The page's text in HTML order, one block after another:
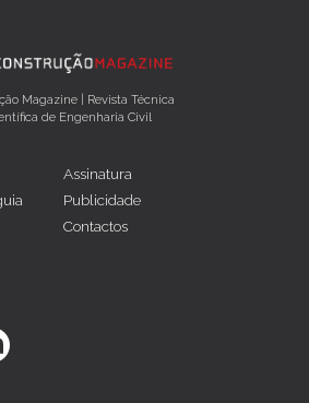
Magazine | Revista Técnica
de Engenharia Civil
Assinatura
Publicidade
Contactos